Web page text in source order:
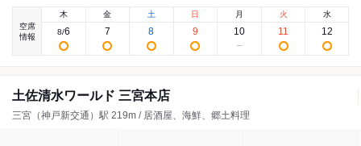
空席
情報
木
8/6
金
7
土
8
日
9
月
10
火
11
水
12
土佐清水ワールド 三宮本店
三宮（神戸新交通）駅 219m / 居酒屋、海鮮、郷土料理